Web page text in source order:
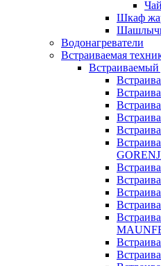
Шкаф
Водонагреватели
Встраиваемая